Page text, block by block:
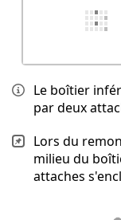
Le boîtier
par deux
Lors du
milieu du
attaches